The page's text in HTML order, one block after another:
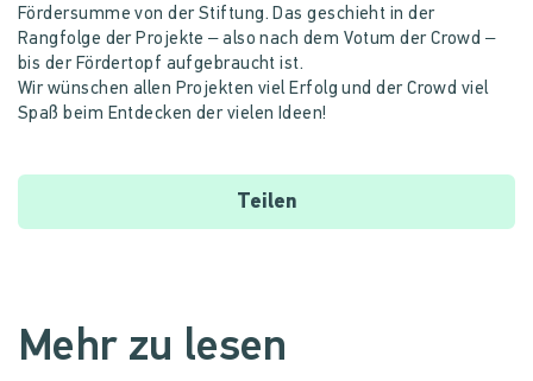
Fördersumme von der Stiftung. Das geschieht in der
Rangfolge der Projekte – also nach dem Votum der Crowd –
bis der Fördertopf aufgebraucht ist.
Wir wünschen allen Projekten viel Erfolg und der Crowd viel
Spaß beim Entdecken der vielen Ideen!
Teilen
Mehr zu lesen